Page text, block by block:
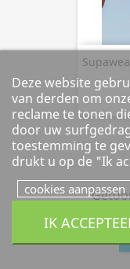
Deze website
van derden om
reclame te tonen
door uw
toestemming te
drukt u op de "Ik
cookies aanpassen
IK